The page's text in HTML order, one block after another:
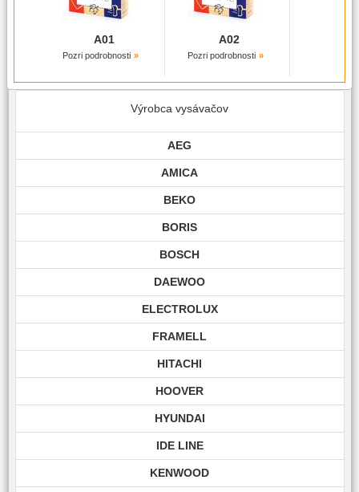
A01
Pozri podrobnosti
A02
Pozri podrobnosti
Výrobca vysávačov
AEG
AMICA
BEKO
BORIS
BOSCH
DAEWOO
ELECTROLUX
FRAMELL
HITACHI
HOOVER
HYUNDAI
IDE LINE
KENWOOD